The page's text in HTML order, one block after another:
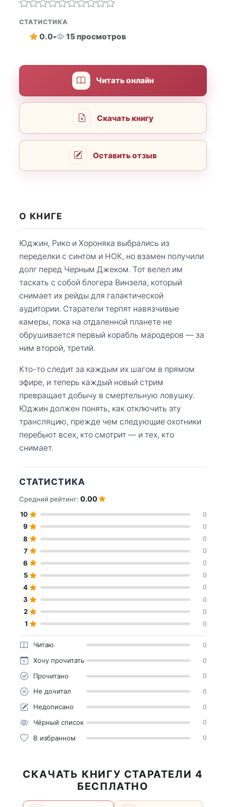
СТАТИСТИКА
0.0• 15 просмотров
Читать онлайн
Скачать книгу
Оставить отзыв
О КНИГЕ
Юджин, Рико и Хороняка выбрались из
переделки с синтом и НОК, но взамен получили
долг перед Черным Джеком. Тот велел им
таскать с собой блогера Винзела, который
снимает их рейды для галактической
аудитории. Старатели терпят навязчивые
камеры, пока на отдаленной планете не
обрушивается первый корабль мародеров — за
ним второй, третий.
Кто-то следит за каждым их шагом в прямом
эфире, и теперь каждый новый стрим
превращает добычу в смертельную ловушку.
Юджин должен понять, как отключить эту
трансляцию, прежде чем следующие охотники
перебьют всех, кто смотрит — и тех, кто
снимает.
СТАТИСТИКА
Средний рейтинг: 0.00
10 0
9 0
8 0
7 0
6 0
5 0
4 0
3 0
2 0
1 0
Читаю 0
Хочу прочитать 0
Прочитано 0
Не дочитал 0
Недописано 0
Чёрный список 0
В избранном 0
СКАЧАТЬ КНИГУ СТАРАТЕЛИ 4
БЕСПЛАТНО